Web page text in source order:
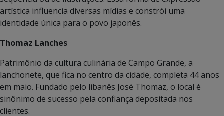
artística influencia diversas mídias e constrói uma
identidade única para o povo japonês.
Thomaz Lanches
Patrimônio da cultura culinária de Campo Grande, a
lanchonete, que fica no centro da cidade, completa 44 anos
em maio. Fundado pelo libanês José Thomaz, o local é
sinônimo de sucesso pela confiança depositada nos
clientes.